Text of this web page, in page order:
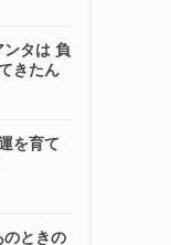
タは 負
きたん
を育て
ときの